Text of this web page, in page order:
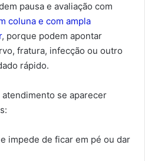
pausa e avaliação com
coluna e com ampla
, porque podem apontar
fratura, infecção ou outro
rápido.
se aparecer
impede de ficar em pé ou dar